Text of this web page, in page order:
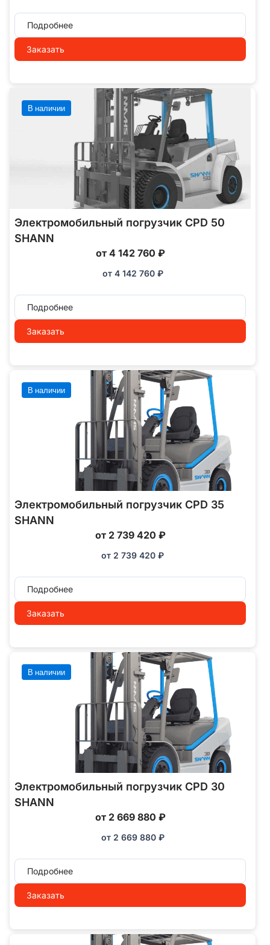
Подробнее
Заказать
В наличии
Электромобильный погрузчик CPD 50
SHANN
от 4 142 760 ₽
от 4 142 760 ₽
Подробнее
Заказать
В наличии
Электромобильный погрузчик CPD 35
SHANN
от 2 739 420 ₽
от 2 739 420 ₽
Подробнее
Заказать
В наличии
Электромобильный погрузчик CPD 30
SHANN
от 2 669 880 ₽
от 2 669 880 ₽
Подробнее
Заказать